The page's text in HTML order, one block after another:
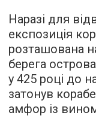
Наразі для
експозиція
розташована
берега
у 425 році до
затонув
амфор із